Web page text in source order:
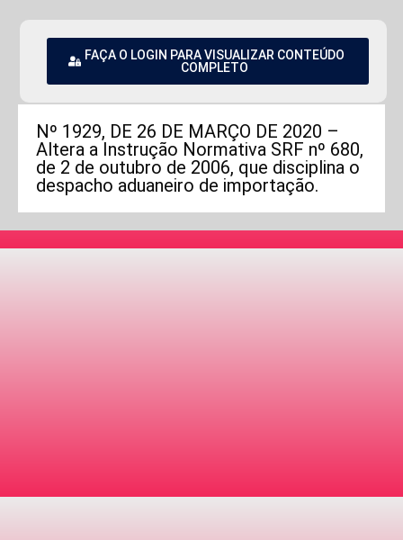
FAÇA O LOGIN PARA VISUALIZAR CONTEÚDO
COMPLETO
Nº 1929, DE 26 DE MARÇO DE 2020 –
Altera a Instrução Normativa SRF nº 680,
de 2 de outubro de 2006, que disciplina o
despacho aduaneiro de importação.